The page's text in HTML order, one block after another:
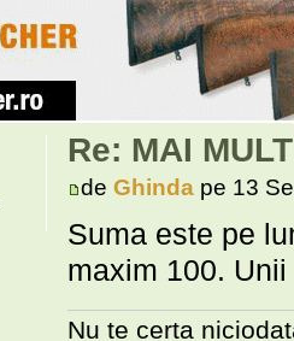
Re: MAI
deGhinda pe 13
Suma este pe
maxim 100.
Nu te certa